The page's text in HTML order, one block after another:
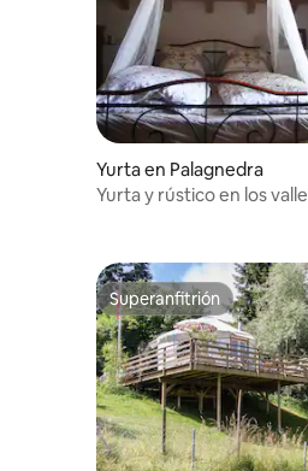
Yurta en Palagnedra
Yurta y rústico en los
Superanfitrión
Superanfitrión